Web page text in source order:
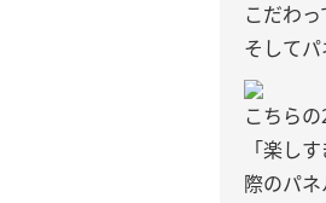
こだわ
そして
こちらの
「楽し
際のパネ